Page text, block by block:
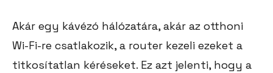
Akár egy kávézó hálózatára, akár az otthoni
Wi-Fi-re csatlakozik, a router kezeli ezeket a
titkosítatlan kéréseket. Ez azt jelenti, hogy a